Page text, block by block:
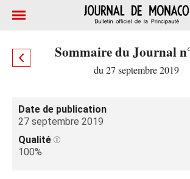
Sommaire du Journal
du 27 septembre 2019
Date de publication
27 septembre 2019
Qualité
100%